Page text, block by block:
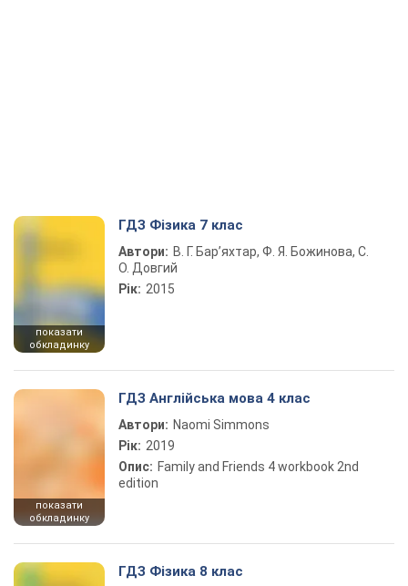
показати
обкладинку
ГДЗ Фізика 7 клас
Автори: В. Г. Бар’яхтар, Ф. Я. Божинова, С.
О. Довгий
Рік: 2015
показати
обкладинку
ГДЗ Англійська мова 4 клас
Автори: Naomi Simmons
Рік: 2019
Опис: Family and Friends 4 workbook 2nd
edition
ГДЗ Фізика 8 клас